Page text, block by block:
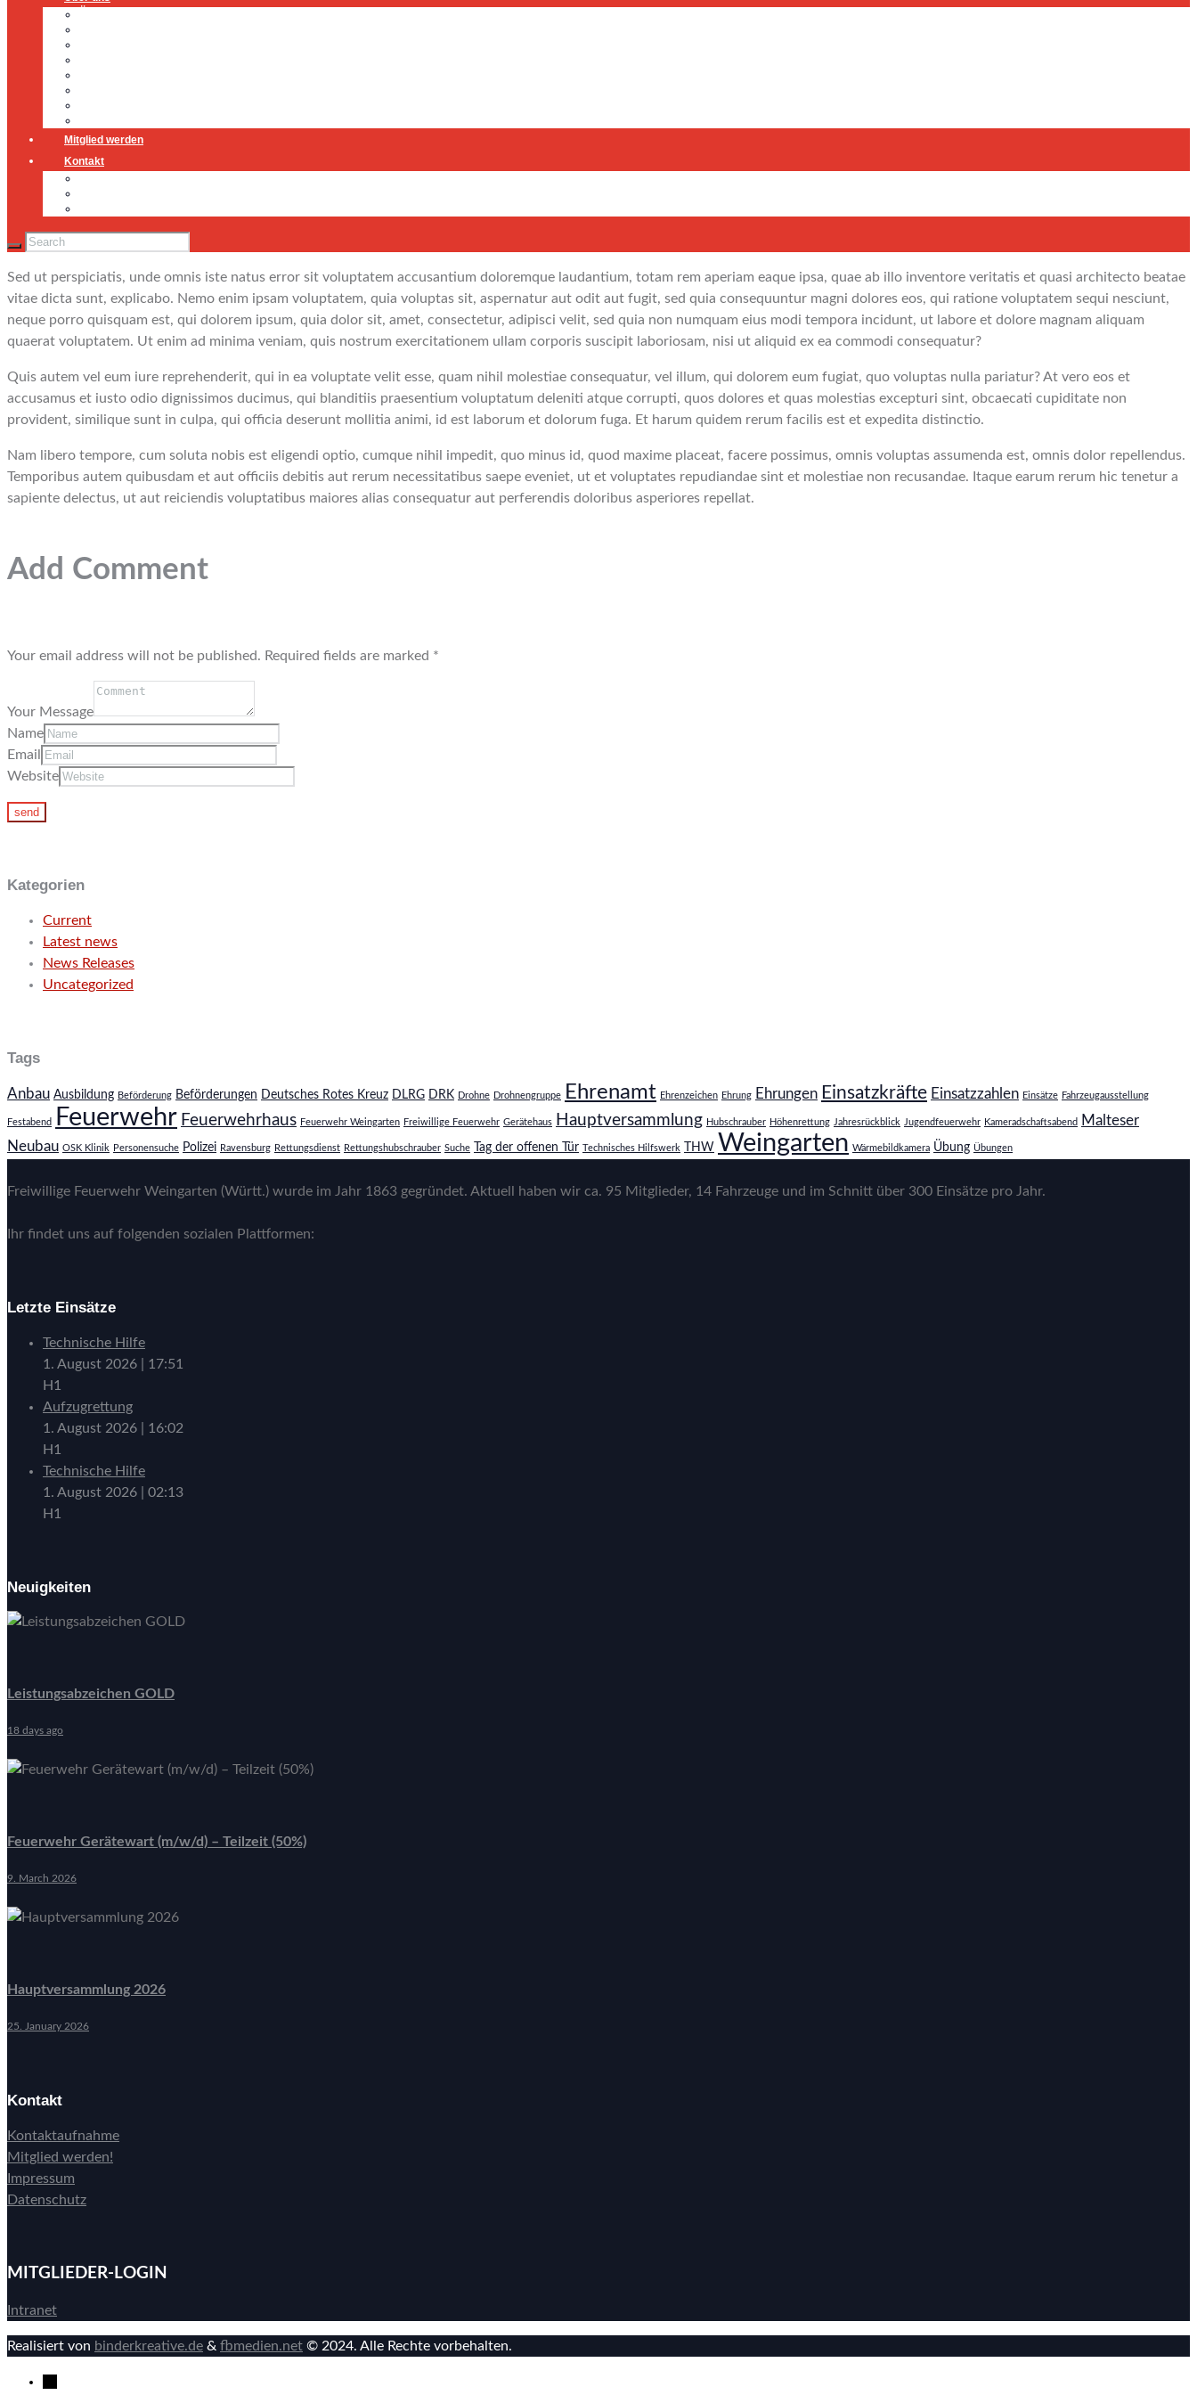
Mitglied werden
Kontakt
Sed ut perspiciatis, unde omnis iste natus error sit voluptatem accusantium doloremque laudantium, totam rem aperiam eaque ipsa, quae ab illo inventore veritatis et quasi architecto beatae
vitae dicta sunt, explicabo. Nemo enim ipsam voluptatem, quia voluptas sit, aspernatur aut odit aut fugit, sed quia consequuntur magni dolores eos, qui ratione voluptatem sequi nesciunt,
neque porro quisquam est, qui dolorem ipsum, quia dolor sit, amet, consectetur, adipisci velit, sed quia non numquam eius modi tempora incidunt, ut labore et dolore magnam aliquam
quaerat voluptatem. Ut enim ad minima veniam, quis nostrum exercitationem ullam corporis suscipit laboriosam, nisi ut aliquid ex ea commodi consequatur?
Quis autem vel eum iure reprehenderit, qui in ea voluptate velit esse, quam nihil molestiae consequatur, vel illum, qui dolorem eum fugiat, quo voluptas nulla pariatur? At vero eos et
accusamus et iusto odio dignissimos ducimus, qui blanditiis praesentium voluptatum deleniti atque corrupti, quos dolores et quas molestias excepturi sint, obcaecati cupiditate non
provident, similique sunt in culpa, qui officia deserunt mollitia animi, id est laborum et dolorum fuga. Et harum quidem rerum facilis est et expedita distinctio.
Nam libero tempore, cum soluta nobis est eligendi optio, cumque nihil impedit, quo minus id, quod maxime placeat, facere possimus, omnis voluptas assumenda est, omnis dolor repellendus.
Temporibus autem quibusdam et aut officiis debitis aut rerum necessitatibus saepe eveniet, ut et voluptates repudiandae sint et molestiae non recusandae. Itaque earum rerum hic tenetur a
sapiente delectus, ut aut reiciendis voluptatibus maiores alias consequatur aut perferendis doloribus asperiores repellat.
Add Comment
Your email address will not be published. Required fields are marked *
Your Message
Name
Email
Website
Kategorien
Current
Latest news
News Releases
Uncategorized
Tags
Anbau Ausbildung Beförderung Beförderungen Deutsches Rotes Kreuz DLRG DRK Drohne Drohnengruppe Ehrenamt Ehrenzeichen Ehrung Ehrungen Einsatzkräfte Einsatzzahlen Einsätze Fahrzeugausstellung
Festabend Feuerwehr Feuerwehrhaus Feuerwehr Weingarten Freiwillige Feuerwehr Gerätehaus Hauptversammlung Hubschrauber Höhenrettung Jahresrückblick Jugendfeuerwehr Kameradschaftsabend
Malteser
Neubau OSK Klinik Personensuche Polizei Ravensburg Rettungsdienst Rettungshubschrauber Suche Tag der offenen Tür Technisches Hilfswerk THW Weingarten Wärmebildkamera Übung Übungen
Freiwillige Feuerwehr Weingarten (Württ.) wurde im Jahr 1863 gegründet. Aktuell haben wir ca. 95 Mitglieder, 14 Fahrzeuge und im Schnitt über 300 Einsätze pro Jahr.
Ihr findet uns auf folgenden sozialen Plattformen:
Letzte Einsätze
Technische Hilfe
1. August 2026
17:51
H1
Aufzugrettung
1. August 2026
16:02
H1
Technische Hilfe
1. August 2026
02:13
H1
Neuigkeiten
Leistungsabzeichen GOLD
18 days ago
Feuerwehr Gerätewart (m/w/d) – Teilzeit (50%)
9. March 2026
Hauptversammlung 2026
25. January 2026
Kontakt
Kontaktaufnahme
Mitglied werden!
Impressum
Datenschutz
MITGLIEDER-LOGIN
Intranet
Realisiert von binderkreative.de & fbmedien.net © 2024. Alle Rechte vorbehalten.